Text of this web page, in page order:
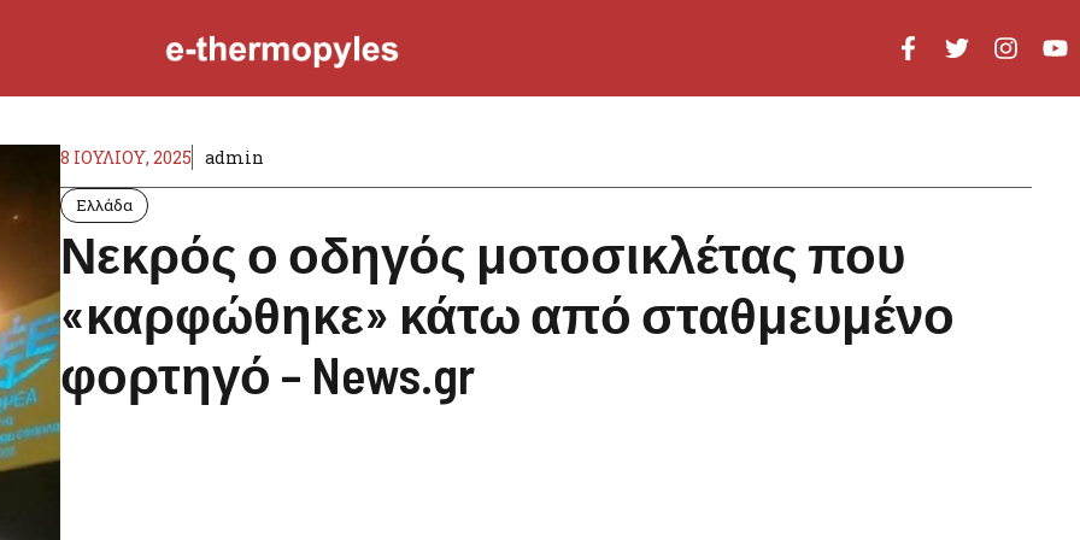
8 ΙΟΥΛΊΟΥ, 2025 admin
Ελλάδα
Νεκρός ο οδηγός μοτοσικλέτας που
«καρφώθηκε» κάτω από σταθμευμένο
φορτηγό – News.gr